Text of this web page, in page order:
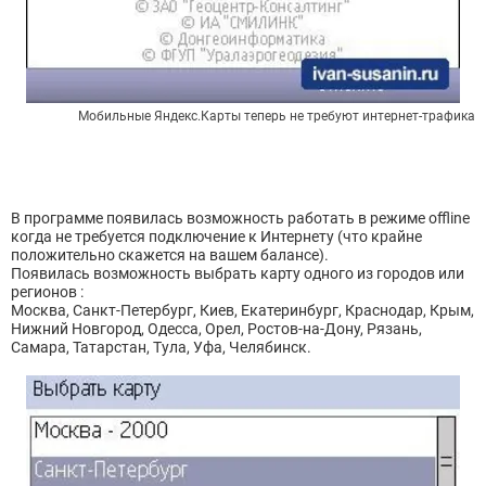
Мобильные Яндекс.Карты теперь не требуют интернет-трафика
В программе появилась возможность работать в режиме offline
когда не требуется подключение к Интернету (что крайне
положительно скажется на вашем балансе).
Появилась возможность выбрать карту одного из городов или
регионов :
Москва, Санкт-Петербург, Киев, Екатеринбург, Краснодар, Крым,
Нижний Новгород, Одесса, Орел, Ростов-на-Дону, Рязань,
Самара, Татарстан, Тула, Уфа, Челябинск.